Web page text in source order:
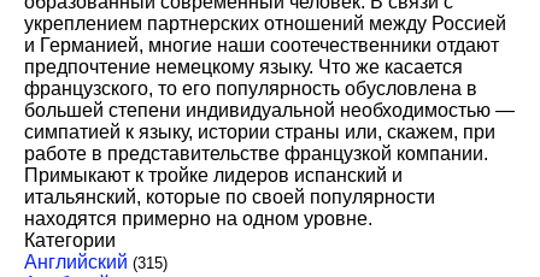
укреплением партнерских отношений между Россией
и Германией, многие наши соотечественники отдают
предпочтение немецкому языку. Что же касается
французского, то его популярность обусловлена в
большей степени индивидуальной необходимостью —
симпатией к языку, истории страны или, скажем, при
работе в представительстве французкой компании.
Примыкают к тройке лидеров испанский и
итальянский, которые по своей популярности
находятся примерно на одном уровне.
Категории
Английский (315)